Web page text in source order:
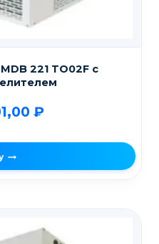
221 TO02F с
₽